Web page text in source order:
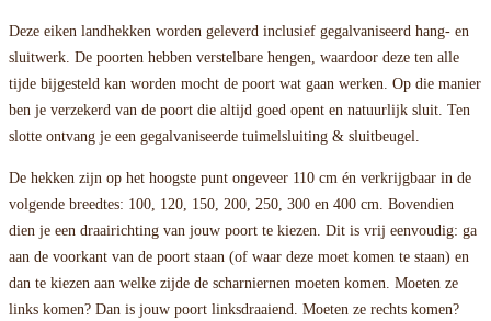
Deze eiken landhekken worden geleverd inclusief gegalvaniseerd hang- en
sluitwerk. De poorten hebben verstelbare hengen, waardoor deze ten alle
tijde bijgesteld kan worden mocht de poort wat gaan werken. Op die manier
ben je verzekerd van de poort die altijd goed opent en natuurlijk sluit. Ten
slotte ontvang je een gegalvaniseerde tuimelsluiting & sluitbeugel.
De hekken zijn op het hoogste punt ongeveer 110 cm én verkrijgbaar in de
volgende breedtes: 100, 120, 150, 200, 250, 300 en 400 cm. Bovendien
dien je een draairichting van jouw poort te kiezen. Dit is vrij eenvoudig: ga
aan de voorkant van de poort staan (of waar deze moet komen te staan) en
dan te kiezen aan welke zijde de scharniernen moeten komen. Moeten ze
links komen? Dan is jouw poort linksdraaiend. Moeten ze rechts komen?